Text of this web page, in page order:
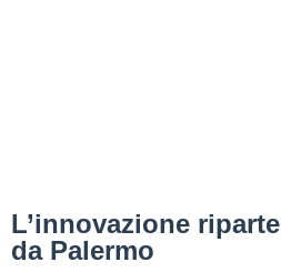
L’innovazione riparte
da Palermo